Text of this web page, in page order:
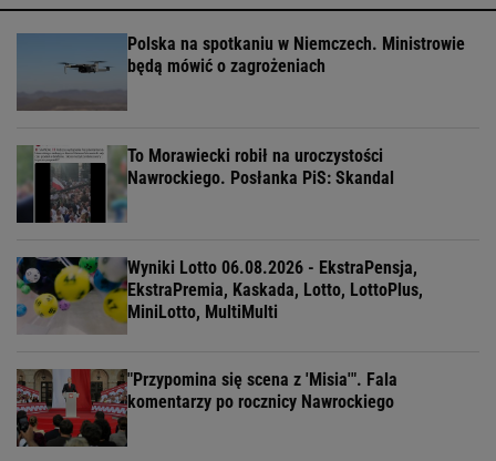
Polska na spotkaniu w Niemczech. Ministrowie
będą mówić o zagrożeniach
To Morawiecki robił na uroczystości
Nawrockiego. Posłanka PiS: Skandal
Wyniki Lotto 06.08.2026 - EkstraPensja,
EkstraPremia, Kaskada, Lotto, LottoPlus,
MiniLotto, MultiMulti
"Przypomina się scena z 'Misia'". Fala
komentarzy po rocznicy Nawrockiego